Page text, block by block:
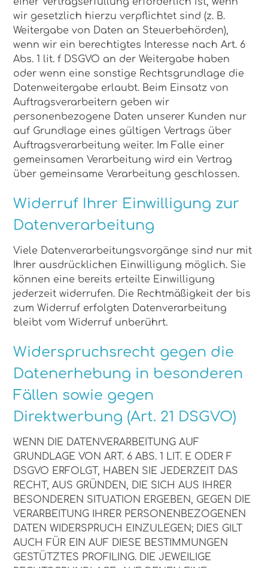
wir gesetzlich hierzu verpflichtet sind (z. B.
Weitergabe von Daten an Steuerbehörden),
wenn wir ein berechtigtes Interesse nach Art. 6
Abs. 1 lit. f DSGVO an der Weitergabe haben
oder wenn eine sonstige Rechtsgrundlage die
Datenweitergabe erlaubt. Beim Einsatz von
Auftragsverarbeitern geben wir
personenbezogene Daten unserer Kunden nur
auf Grundlage eines gültigen Vertrags über
Auftragsverarbeitung weiter. Im Falle einer
gemeinsamen Verarbeitung wird ein Vertrag
über gemeinsame Verarbeitung geschlossen.
Widerruf Ihrer Einwilligung zur
Datenverarbeitung
Viele Datenverarbeitungsvorgänge sind nur mit
Ihrer ausdrücklichen Einwilligung möglich. Sie
können eine bereits erteilte Einwilligung
jederzeit widerrufen. Die Rechtmäßigkeit der bis
zum Widerruf erfolgten Datenverarbeitung
bleibt vom Widerruf unberührt.
Widerspruchsrecht gegen die
Datenerhebung in besonderen
Fällen sowie gegen
Direktwerbung (Art. 21 DSGVO)
WENN DIE DATENVERARBEITUNG AUF
GRUNDLAGE VON ART. 6 ABS. 1 LIT. E ODER F
DSGVO ERFOLGT, HABEN SIE JEDERZEIT DAS
RECHT, AUS GRÜNDEN, DIE SICH AUS IHRER
BESONDEREN SITUATION ERGEBEN, GEGEN DIE
VERARBEITUNG IHRER PERSONENBEZOGENEN
DATEN WIDERSPRUCH EINZULEGEN; DIES GILT
AUCH FÜR EIN AUF DIESE BESTIMMUNGEN
GESTÜTZTES PROFILING. DIE JEWEILIGE